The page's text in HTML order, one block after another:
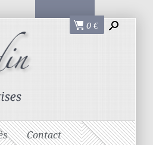
0 €
Contact